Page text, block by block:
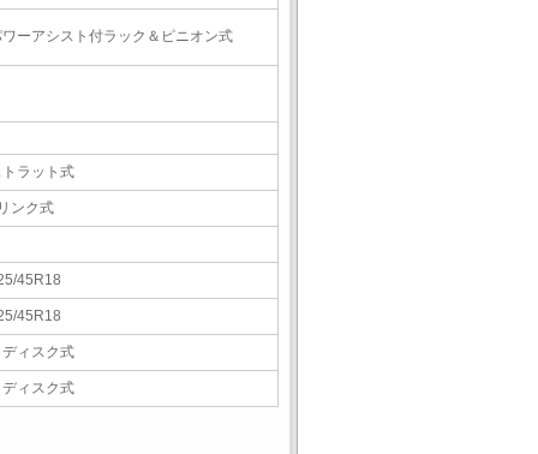
ーアシスト付ラック＆ピニオン式
トラット式
ンク式
45R18
45R18
ディスク式
ディスク式